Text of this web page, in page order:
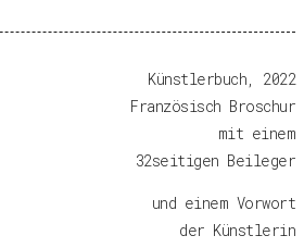
Künstlerbuch, 2022
Französisch Broschur
mit einem
32seitigen Beileger
und einem Vorwort
der Künstlerin